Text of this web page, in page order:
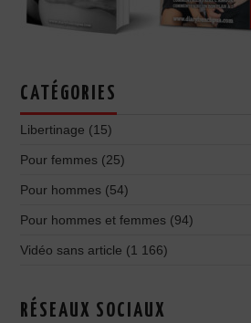
CATÉGORIES
Libertinage (15)
Pour femmes (25)
Pour hommes (54)
Pour hommes et femmes (94)
Vidéo sans article (1 166)
RÉSEAUX SOCIAUX